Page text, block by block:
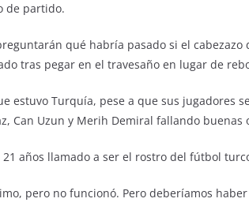
de partido.
qué habría pasado si el
tras pegar en el travesaño en lugar de
estuvo Turquía, pese a que sus jugadores
Can Uzun y Merih Demiral fallando buenas
años llamado a ser el rostro del fútbol
pero no funcionó. Pero deberíamos